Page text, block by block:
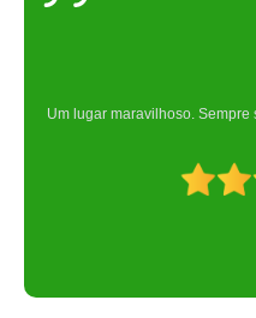
Um lugar maravilhoso.